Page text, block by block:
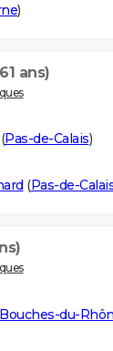
)
ans)
Pas-de-Calais)
(Pas-de-
Bouches-du-